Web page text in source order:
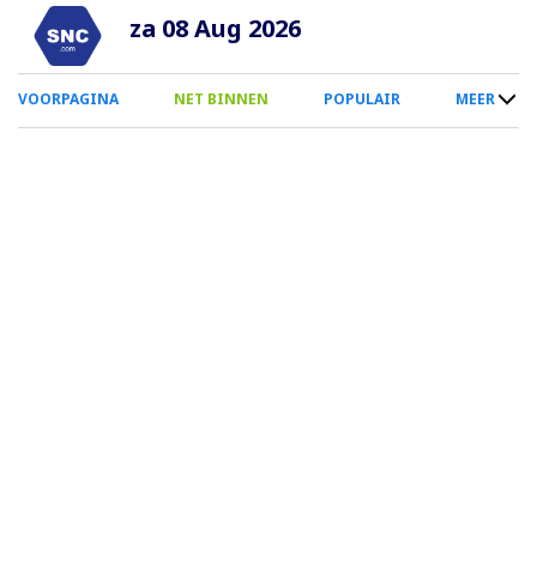
Overslaan
naar
inhoud
za 08 Aug 2026
0
Smartphone
VOORPAGINA NET BINNEN POPULAIR MEER